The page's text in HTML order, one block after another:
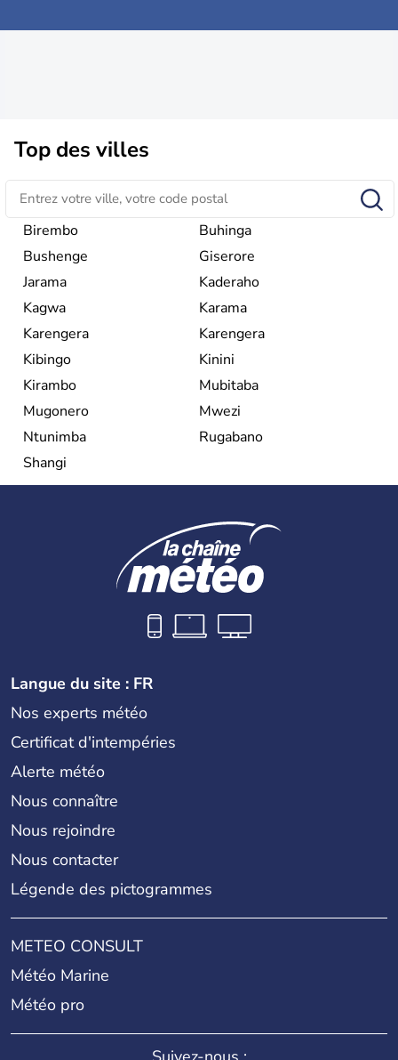
Top des villes
Birembo
Buhinga
Bushenge
Giserore
Jarama
Kaderaho
Kagwa
Karama
Karengera
Karengera
Kibingo
Kinini
Kirambo
Mubitaba
Mugonero
Mwezi
Ntunimba
Rugabano
Shangi
Langue du site : FR
Nos experts météo
Certificat d'intempéries
Alerte météo
Nous connaître
Nous rejoindre
Nous contacter
Légende des pictogrammes
METEO CONSULT
Météo Marine
Météo pro